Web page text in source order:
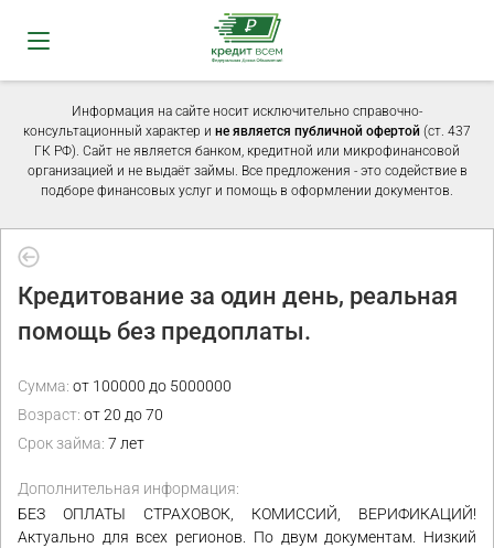
Информация на сайте носит исключительно справочно-
консультационный характер и не является публичной офертой (ст. 437
ГК РФ). Сайт не является банком, кредитной или микрофинансовой
организацией и не выдаёт займы. Все предложения - это содействие в
подборе финансовых услуг и помощь в оформлении документов.
Кредитование за один день, реальная
помощь без предоплаты.
Сумма: от 100000 до 5000000
Возраст: от 20 до 70
Срок займа: 7 лет
Дополнительная информация:
БЕЗ ОПЛАТЫ СТРАХОВОК, КОМИССИЙ, ВЕРИФИКАЦИЙ!
Актуально для всех регионов. По двум документам. Низкий